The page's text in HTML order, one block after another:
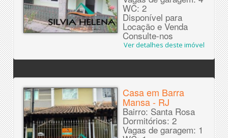
WC: 2
Disponível para
Locação e Venda
Consulte-nos
Ver detalhes deste imóvel
Casa em Barra
Mansa - RJ
Bairro: Santa Rosa
Dormitórios: 2
Vagas de garagem: 1